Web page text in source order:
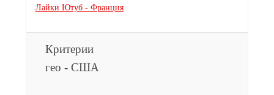
Лайки Ютуб - Франция
Критерии
гео - США